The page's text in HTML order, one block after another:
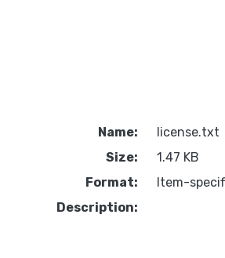
Name:
license.txt
Size:
1.47 KB
Format:
Item-
Description: